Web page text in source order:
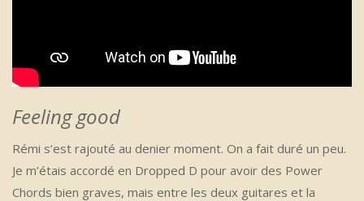
Feeling good
Rémi s’est rajouté au denier moment. On a fait duré un peu.
Je m’étais accordé en Dropped D pour avoir des Power
Chords bien graves, mais entre les deux guitares et la